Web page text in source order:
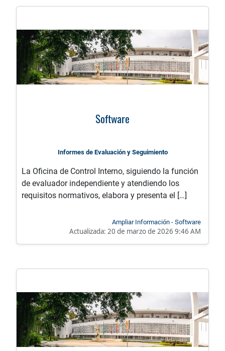
Software
Informes de Evaluación y Seguimiento
La Oficina de Control Interno, siguiendo la función
de evaluador independiente y atendiendo los
requisitos normativos, elabora y presenta el […]
Ampliar Información - Software
Actualizada: 20 de marzo de 2026 9:46 AM